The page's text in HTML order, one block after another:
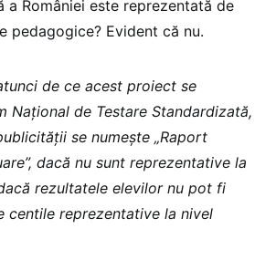
a României este reprezentată de
pedagogice? Evident că nu.
de ce acest proiect se
Național de Testare Standardizată,
se numește „Raport
dacă nu sunt reprezentative la
rezultatele elevilor nu pot fi
centile reprezentative la nivel